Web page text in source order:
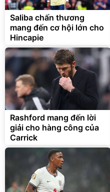
Saliba chấn thương
mang đến cơ hội lớn cho
Hincapie
Rashford mang đến lời
giải cho hàng công của
Carrick